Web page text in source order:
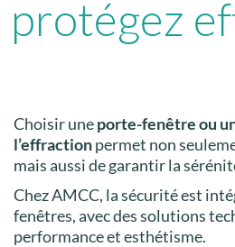
protégez
Choisir uneporte-fenêtre ou
l’effractionpermet non
mais aussi de garantir la
Chez AMCC, la sécurité est
fenêtres, avec des solutions
performance et esthétisme.